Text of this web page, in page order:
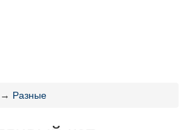
→ Разные